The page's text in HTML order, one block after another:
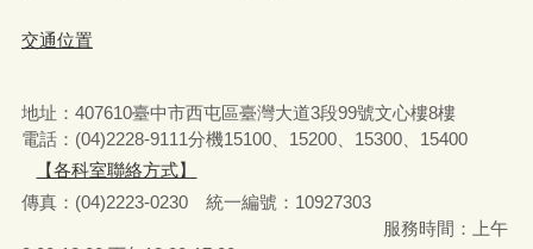
交通位置
地址：407610臺中市西屯區臺灣大道3段99號文心樓8樓
電話：(04)2228-9111分機15100、15200、15300、15400
【各科室聯絡方式】
傳真：(04)2223-0230 統一編號 ： 10927303
服務時間：上午